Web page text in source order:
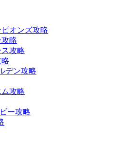
オンズ攻略
略
攻略
デン攻略
攻略
ー攻略